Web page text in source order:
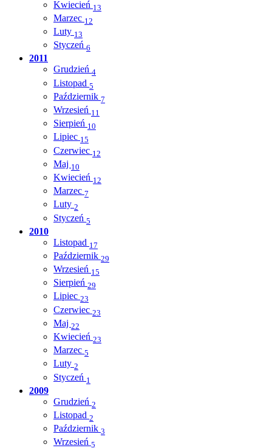
Kwiecień 13
Marzec 12
Luty 13
Styczeń 6
2011
Grudzień 4
Listopad 5
Październik 7
Wrzesień 11
Sierpień 10
Lipiec 15
Czerwiec 12
Maj 10
Kwiecień 12
Marzec 7
Luty 2
Styczeń 5
2010
Listopad 17
Październik 29
Wrzesień 15
Sierpień 29
Lipiec 23
Czerwiec 23
Maj 22
Kwiecień 23
Marzec 5
Luty 2
Styczeń 1
2009
Grudzień 2
Listopad 2
Październik 3
Wrzesień 5